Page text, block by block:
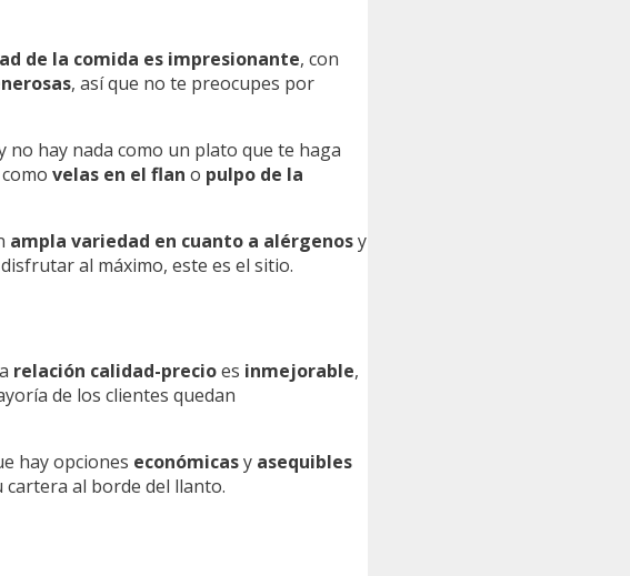
de la comida es impresionante, con
, así que no te preocupes por
no hay nada como un plato que te haga
velas en el flan o pulpo de la
ampla variedad en cuanto a alérgenosy
al máximo, este es el sitio.
relación calidad-precioes inmejorable,
de los clientes quedan
hay opciones económicasy asequibles
al borde del llanto.